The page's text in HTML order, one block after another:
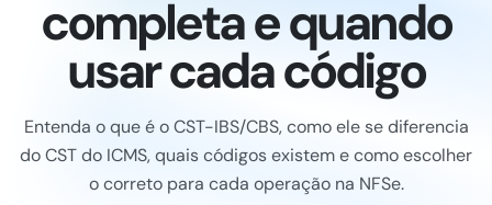
completa e quando
usar cada código
Entenda o que é o CST-IBS/CBS, como ele se diferencia
do CST do ICMS, quais códigos existem e como escolher
o correto para cada operação na NFSe.